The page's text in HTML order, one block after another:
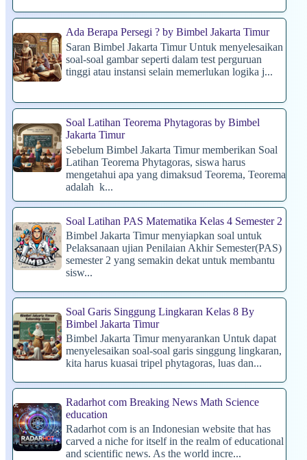
Ada Berapa Persegi ? by Bimbel Jakarta Timur
Saran Bimbel Jakarta Timur Untuk menyelesaikan
soal-soal gambar seperti dalam test perguruan
tinggi atau instansi selain memerlukan logika j...
Soal Latihan Teorema Phytagoras by Bimbel
Jakarta Timur
Sebelum Bimbel Jakarta Timur memberikan Soal
Latihan Teorema Phytagoras, siswa harus
mengetahui apa yang dimaksud Teorema, Teorema
adalah k...
Soal Latihan PAS Matematika Kelas 4 Semester 2
Bimbel Jakarta Timur menyiapkan soal untuk
Pelaksanaan ujian Penilaian Akhir Semester(PAS)
semester 2 yang semakin dekat untuk membantu
sisw...
Soal Garis Singgung Lingkaran Kelas 8 By
Bimbel Jakarta Timur
Bimbel Jakarta Timur menyarankan Untuk dapat
menyelesaikan soal-soal garis singgung lingkaran,
kita harus kuasai tripel phytagoras, luas dan...
Radarhot com Breaking News Math Science
education
Radarhot com is an Indonesian website that has
carved a niche for itself in the realm of educational
and scientific news. As the world incre...